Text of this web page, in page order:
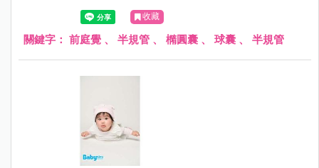
去。」 這些都是寶寶常見卻令家長們百思不解的問題，究竟
是出生時沒有向天公借膽？還是家長過度保護導致寶寶過度
依賴？其實，我們也可以試著從感覺統合的角度切入，看看
收藏
關鍵字： 前庭覺 、 半規管 、 橢圓囊 、 球囊 、 半規管